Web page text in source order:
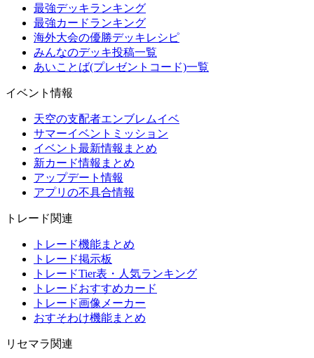
最強デッキランキング
最強カードランキング
海外大会の優勝デッキレシピ
みんなのデッキ投稿一覧
あいことば(プレゼントコード)一覧
イベント情報
天空の支配者エンブレムイベ
サマーイベントミッション
イベント最新情報まとめ
新カード情報まとめ
アップデート情報
アプリの不具合情報
トレード関連
トレード機能まとめ
トレード掲示板
トレードTier表・人気ランキング
トレードおすすめカード
トレード画像メーカー
おすそわけ機能まとめ
リセマラ関連